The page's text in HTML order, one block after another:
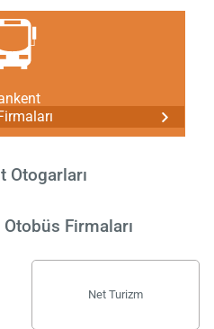
Otogarları
Firmaları
Net Turizm